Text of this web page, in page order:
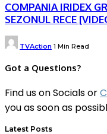
COMPANIA IRIDEX
SEZONUL RECE
Posted
by
TVAction 1 Min Read
Got a Questions?
Find us on Socials or
you as soon as
Latest Posts